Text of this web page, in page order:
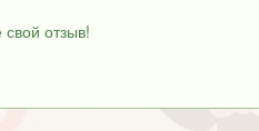
отзыв!